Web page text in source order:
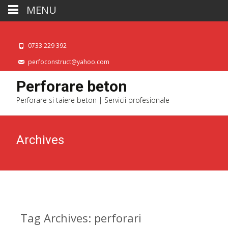
0733 229 392
perfoconstruct@yahoo.com
Perforare beton
Perforare si taiere beton | Servicii profesionale
Archives
Tag Archives: perforari
MENU